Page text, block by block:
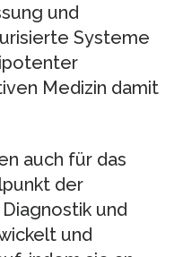
und
Systeme
Medizin damit
auch für das
der
und
und